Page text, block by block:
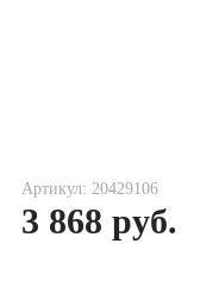
Артикул: 20429106
3 868 руб.